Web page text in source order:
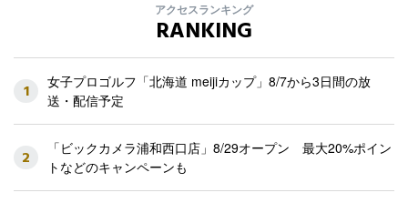
アクセスランキング
RANKING
1
女子プロゴルフ「北海道 meijiカップ」8/7から3日間の放
送・配信予定
2
「ビックカメラ浦和西口店」8/29オープン 最大20%ポイン
トなどのキャンペーンも